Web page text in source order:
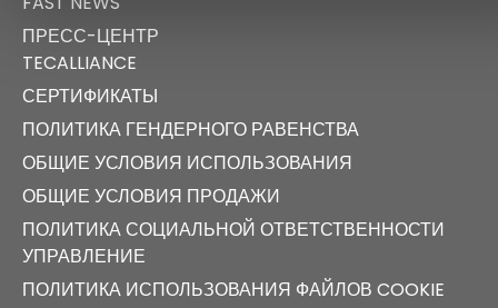
ПРЕСС-ЦЕНТР
TECALLIANCE
СЕРТИФИКАТЫ
ПОЛИТИКА ГЕНДЕРНОГО РАВЕНСТВА
ОБЩИЕ УСЛОВИЯ ИСПОЛЬЗОВАНИЯ
ОБЩИЕ УСЛОВИЯ ПРОДАЖИ
ПОЛИТИКА СОЦИАЛЬНОЙ ОТВЕТСТВЕННОСТИ
УПРАВЛЕНИЕ
ПОЛИТИКА ИСПОЛЬЗОВАНИЯ ФАЙЛОВ COOKIE